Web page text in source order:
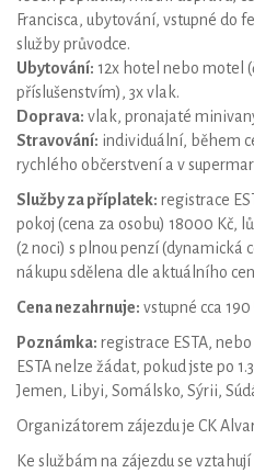
Francisca, ubytování, vstupné do
služby průvodce.
Ubytování: 12x hotel nebo motel
příslušenstvím), 3x vlak.
Doprava: vlak, pronajaté
Stravování: individuální, během
rychlého občerstvení a v
Služby za příplatek: registrace
pokoj (cena za osobu) 18000 Kč,
(2 noci) s plnou penzí (dynamická
nákupu sdělena dle aktuálního
Cena nezahrnuje: vstupné cca 190
Poznámka: registrace ESTA,
ESTA nelze žádat, pokud jste po
Jemen, Libyi, Somálsko, Sýrii,
Organizátorem zájezdu je CK
Ke službám na zájezdu se vztahují